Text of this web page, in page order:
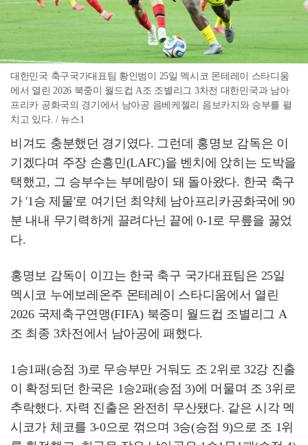
대한민국 축구국가대표팀 황인범이 25일 멕시코 몬테레이 스타디움
에서 열린 2026 북중미 월드컵 A조 조별리그 3차전 대한민국과 남아
프리카 공화국의 경기에서 남아공 음베케젤리 음보카지와 승부를 펼
치고 있다. / 뉴스1
비겨도 충분했던 경기였다. 그런데 홍명보 감독은 이
기겠다며 주장 손흥민(LAFC)을 벤치에 앉히는 도박을
택했고, 그 승부수는 부메랑이 돼 돌아왔다. 한국 축구
가 '1승 제물'로 여기던 최약체 남아프리카공화국에 90
분 내내 무기력하게 끌려다닌 끝에 0-1로 무릎을 꿇었
다.
홍명보 감독이 이끄는 한국 축구 국가대표팀은 25일
멕시코 누에보레온주 몬테레이 스타디움에서 열린
2026 국제축구연맹(FIFA) 북중미 월드컵 조별리그 A
조 최종 3차전에서 남아공에 패했다.
1승1패(승점 3)로 무승부만 거둬도 조 2위로 32강 진출
이 확정되던 한국은 1승2패(승점 3)에 머물며 조 3위로
추락했다. 자력 진출은 완전히 무산됐다. 같은 시각 멕
시코가 체코를 3-0으로 꺾으며 3승(승점 9)으로 조 1위